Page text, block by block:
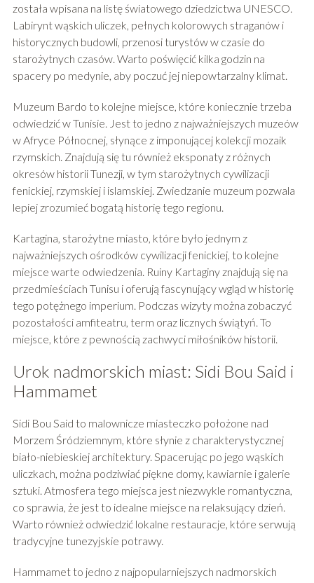
została wpisana na listę światowego dziedzictwa UNESCO.
Labirynt wąskich uliczek, pełnych kolorowych straganów i
historycznych budowli, przenosi turystów w czasie do
starożytnych czasów. Warto poświęcić kilka godzin na
spacery po medynie, aby poczuć jej niepowtarzalny klimat.
Muzeum Bardo to kolejne miejsce, które koniecznie trzeba
odwiedzić w Tunisie. Jest to jedno z najważniejszych muzeów
w Afryce Północnej, słynące z imponującej kolekcji mozaik
rzymskich. Znajdują się tu również eksponaty z różnych
okresów historii Tunezji, w tym starożytnych cywilizacji
fenickiej, rzymskiej i islamskiej. Zwiedzanie muzeum pozwala
lepiej zrozumieć bogatą historię tego regionu.
Kartagina, starożytne miasto, które było jednym z
najważniejszych ośrodków cywilizacji fenickiej, to kolejne
miejsce warte odwiedzenia. Ruiny Kartaginy znajdują się na
przedmieściach Tunisu i oferują fascynujący wgląd w historię
tego potężnego imperium. Podczas wizyty można zobaczyć
pozostałości amfiteatru, term oraz licznych świątyń. To
miejsce, które z pewnością zachwyci miłośników historii.
Urok nadmorskich miast: Sidi Bou Said i
Hammamet
Sidi Bou Said to malownicze miasteczko położone nad
Morzem Śródziemnym, które słynie z charakterystycznej
biało-niebieskiej architektury. Spacerując po jego wąskich
uliczkach, można podziwiać piękne domy, kawiarnie i galerie
sztuki. Atmosfera tego miejsca jest niezwykle romantyczna,
co sprawia, że jest to idealne miejsce na relaksujący dzień.
Warto również odwiedzić lokalne restauracje, które serwują
tradycyjne tunezyjskie potrawy.
Hammamet to jedno z najpopularniejszych nadmorskich